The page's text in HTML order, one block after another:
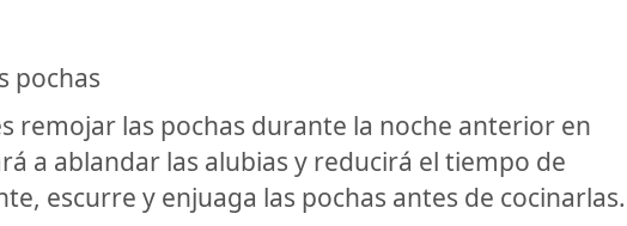
pochas
remojar las pochas durante la noche anterior en
a ablandar las alubias y reducirá el tiempo de
escurre y enjuaga las pochas antes de cocinarlas.